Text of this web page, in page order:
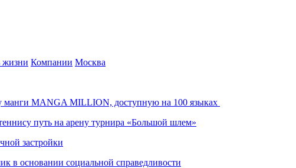
жизни Компании Москва
манги MANGA MILLION, доступную на 100 языках
путь на арену турнира «Большой шлем»
застройки
в основании социальной справедливости